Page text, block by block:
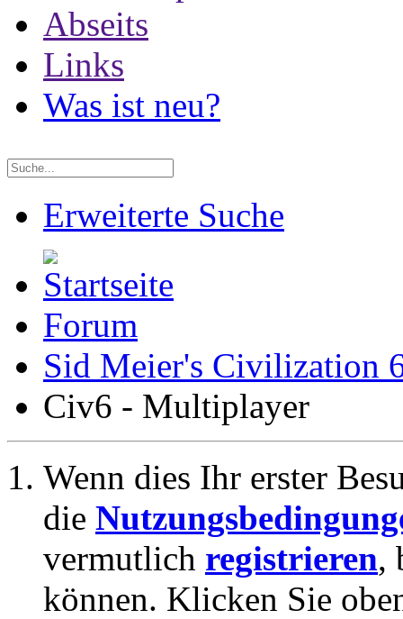
Abseits
Links
Was ist neu?
Erweiterte Suche
Forum
Sid Meier's Civilization
Civ6 - Multiplayer
Wenn dies Ihr erster
die
vermutlich registrieren,
können. Klicken Sie